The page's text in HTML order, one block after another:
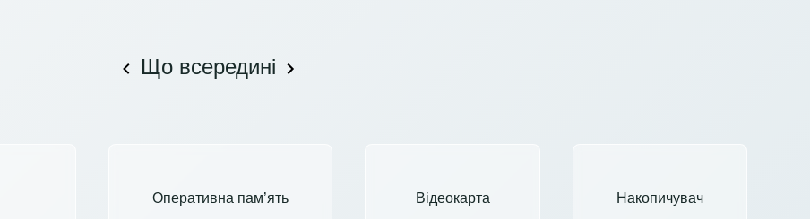
Що всередині
Оперативна пам’ять Відеокарта Накопичувач